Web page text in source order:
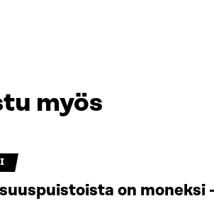
myös
on moneksi